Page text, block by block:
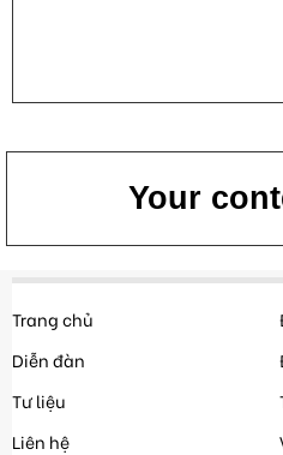
Your
Trang chủ
Diễn đàn
Tư liệu
Liên hệ